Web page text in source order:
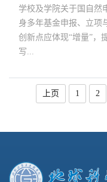
学校及学院关于国自然
身多年基金申报、立项
创新点应体现“增量”，
写...
上页 1 2